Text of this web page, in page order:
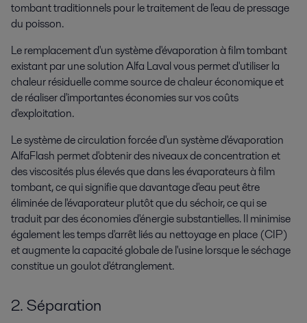
tombant traditionnels pour le traitement de l'eau de pressage
du poisson.
Le remplacement d'un système d'évaporation à film tombant
existant par une solution Alfa Laval vous permet d'utiliser la
chaleur résiduelle comme source de chaleur économique et
de réaliser d'importantes économies sur vos coûts
d'exploitation.
Le système de circulation forcée d'un système d'évaporation
AlfaFlash permet d'obtenir des niveaux de concentration et
des viscosités plus élevés que dans les évaporateurs à film
tombant, ce qui signifie que davantage d'eau peut être
éliminée de l'évaporateur plutôt que du séchoir, ce qui se
traduit par des économies d'énergie substantielles. Il minimise
également les temps d'arrêt liés au nettoyage en place (CIP)
et augmente la capacité globale de l'usine lorsque le séchage
constitue un goulot d'étranglement.
2. Séparation